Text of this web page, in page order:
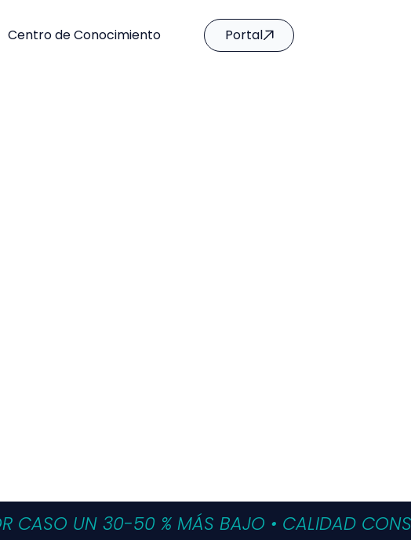
Centro de Conocimiento Portal
UN 30-50 % MÁS BAJO • CALIDAD